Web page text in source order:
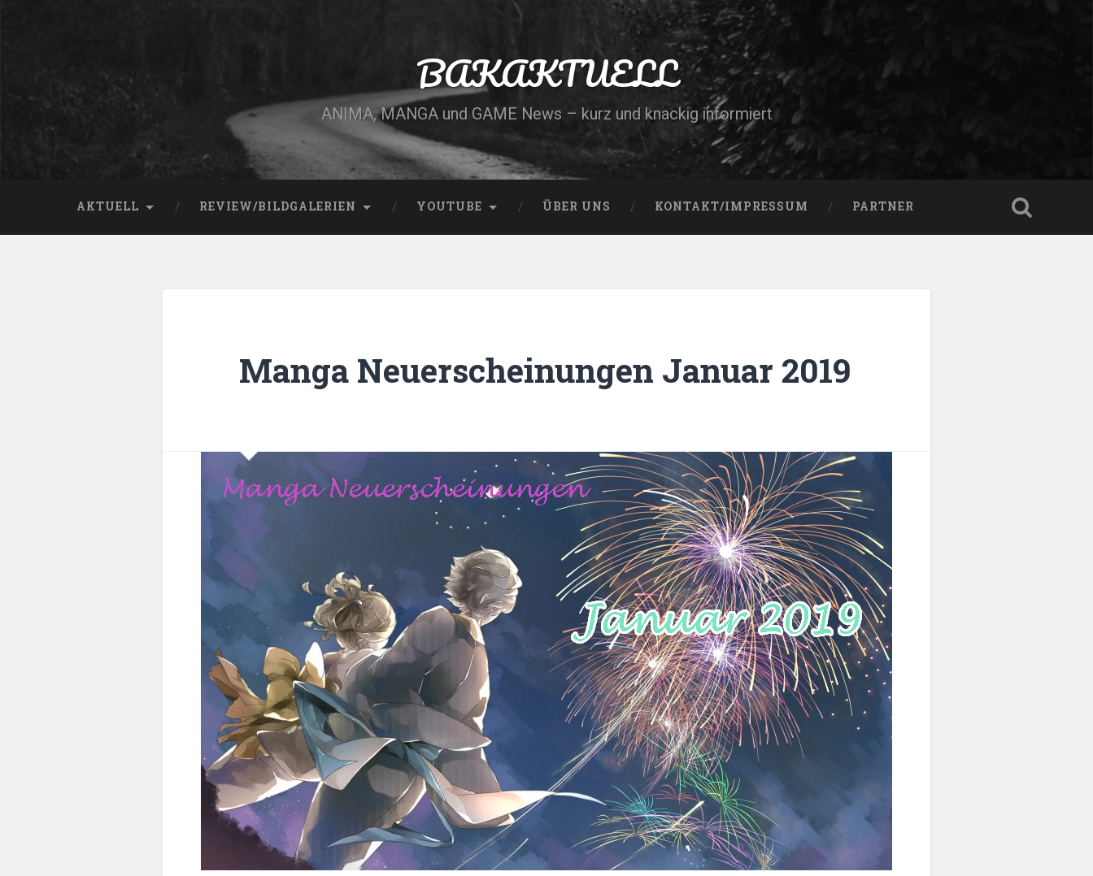
BAKAKTUELL
ANIMA, MANGA und GAME News – kurz und knackig informiert
AKTUELL REVIEW/BILDGALERIEN YOUTUBE ÜBER UNS KONTAKT/IMPRESSUM PARTNER
Manga Neuerscheinungen Januar 2019